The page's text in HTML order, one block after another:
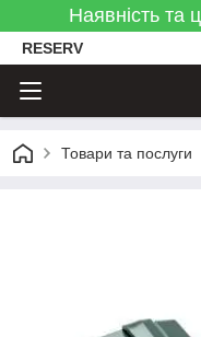
Наявність та
RESERV
Товари та послуги